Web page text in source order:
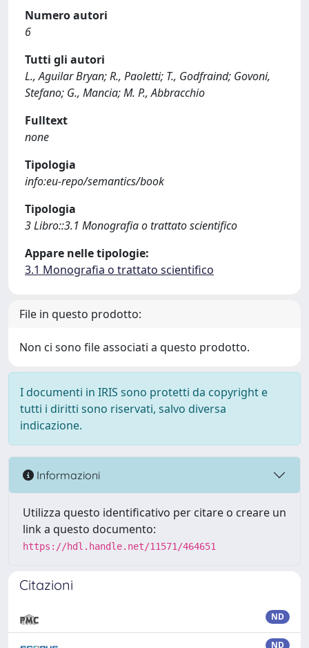
Numero autori
6
Tutti gli autori
L., Aguilar Bryan; R., Paoletti; T., Godfraind; Govoni,
Stefano; G., Mancia; M. P., Abbracchio
Fulltext
none
Tipologia
info:eu-repo/semantics/book
Tipologia
3 Libro::3.1 Monografia o trattato scientifico
Appare nelle tipologie:
3.1 Monografia o trattato scientifico
File in questo prodotto:
Non ci sono file associati a questo prodotto.
I documenti in IRIS sono protetti da copyright e
tutti i diritti sono riservati, salvo diversa
indicazione.
Informazioni
Utilizza questo identificativo per citare o creare un
link a questo documento:
https://hdl.handle.net/11571/464651
Citazioni
ND
ND